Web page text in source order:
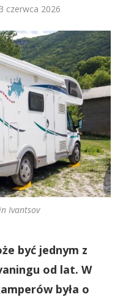
czerwca 2026
Ivantsov
być jednym z
od lat. W
była o